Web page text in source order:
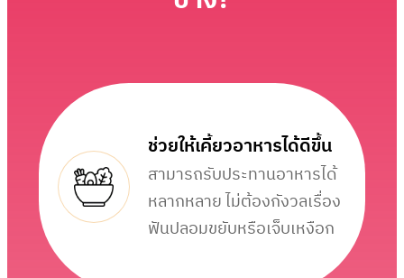
ช่วยให้เคี้ยวอาหารได้ดีขึ้น
สามารถรับประทานอาหารได้
หลากหลาย ไม่ต้องกังวลเรื่อง
ฟันปลอมขยับหรือเจ็บเหงือก